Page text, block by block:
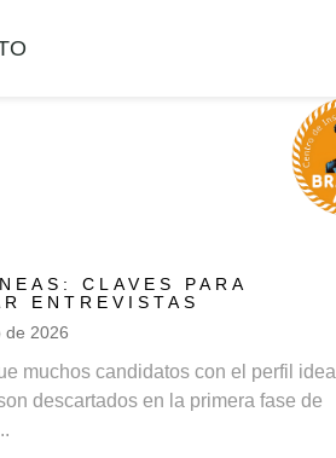
CLAVES PARA
ENTREVISTAS
de 2026
muchos candidatos con el perfil ideal
descartados en la primera fase de